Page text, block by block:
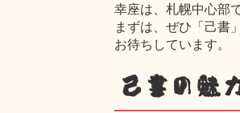
幸座は、札幌中心部
まずは、ぜひ「己書
お待ちしています。
己書の魅